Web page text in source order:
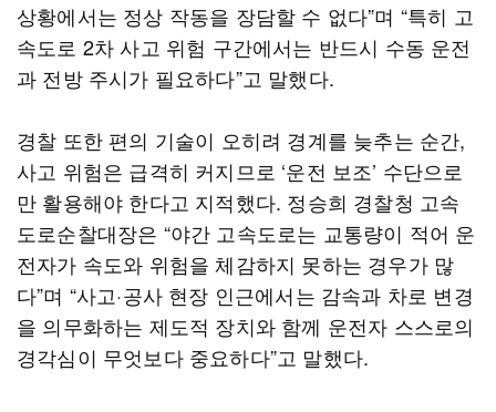
상황에서는 정상 작동을 장담할 수 없다”며 “특히 고
속도로 2차 사고 위험 구간에서는 반드시 수동 운전
과 전방 주시가 필요하다”고 말했다.
경찰 또한 편의 기술이 오히려 경계를 늦추는 순간,
사고 위험은 급격히 커지므로 ‘운전 보조’ 수단으로
만 활용해야 한다고 지적했다. 정승희 경찰청 고속
도로순찰대장은 “야간 고속도로는 교통량이 적어 운
전자가 속도와 위험을 체감하지 못하는 경우가 많
다”며 “사고·공사 현장 인근에서는 감속과 차로 변경
을 의무화하는 제도적 장치와 함께 운전자 스스로의
경각심이 무엇보다 중요하다”고 말했다.